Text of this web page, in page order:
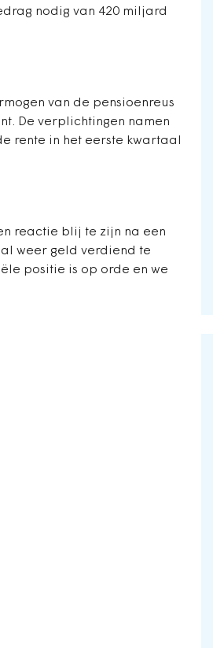
nodig van 420 miljard
van de pensioenreus
De verplichtingen namen
rente in het eerste kwartaal
reactie blij te zijn na een
weer geld verdiend te
positie is op orde en we